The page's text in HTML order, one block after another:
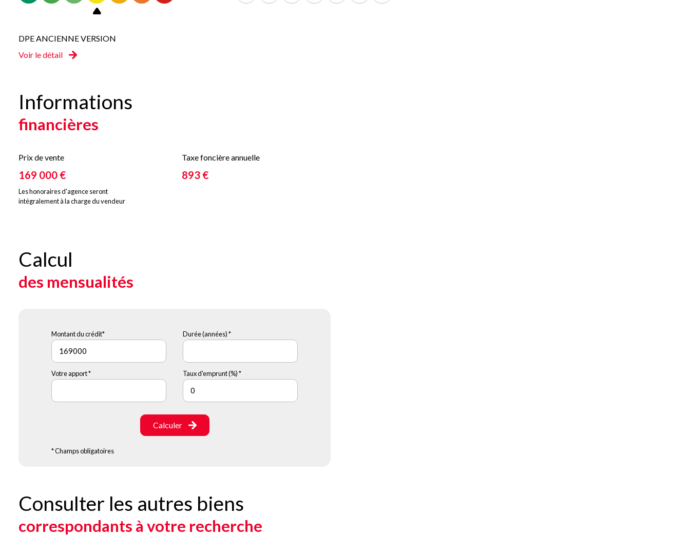
DPE ANCIENNE VERSION
Voir le détail
Informations
financières
Prix de vente
169 000 €
Les honoraires d'agence seront
intégralement à la charge du vendeur
Taxe foncière annuelle
893 €
Calcul
des mensualités
Montant du crédit* Durée (années) *
Votre apport * Taux d'emprunt (%) *
Calculer
* Champs obligatoires
Consulter les autres biens
correspondants à votre recherche